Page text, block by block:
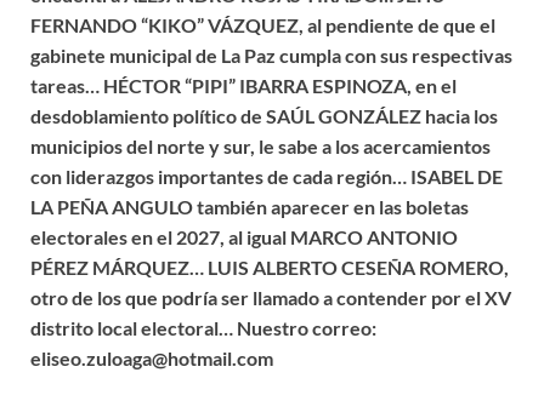
FERNANDO “KIKO” VÁZQUEZ, al pendiente de que el
gabinete municipal de La Paz cumpla con sus respectivas
tareas… HÉCTOR “PIPI” IBARRA ESPINOZA, en el
desdoblamiento político de SAÚL GONZÁLEZ hacia los
municipios del norte y sur, le sabe a los acercamientos
con liderazgos importantes de cada región… ISABEL DE
LA PEÑA ANGULO también aparecer en las boletas
electorales en el 2027, al igual MARCO ANTONIO
PÉREZ MÁRQUEZ… LUIS ALBERTO CESEÑA ROMERO,
otro de los que podría ser llamado a contender por el XV
distrito local electoral… Nuestro correo:
eliseo.zuloaga@hotmail.com